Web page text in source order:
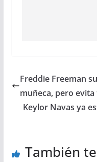
Freddie Freeman
muñeca, pero
Keylor Navas ya
También